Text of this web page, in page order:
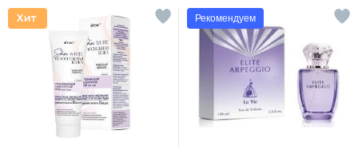
Рекомендуем